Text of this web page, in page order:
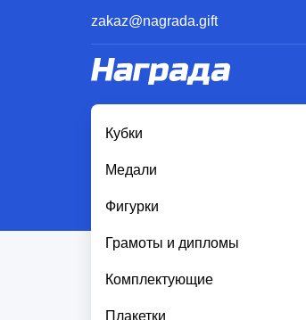
zakaz@nagrada.gift
Кубки
Медали
Фигурки
Грамоты и дипломы
Комплектующие
Плакетки